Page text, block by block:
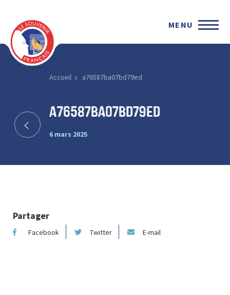
MENU
Accueil a76587ba07bd79ed
a76587ba07bd79ed
6 mars 2025
Partager
Facebook Twitter E-mail